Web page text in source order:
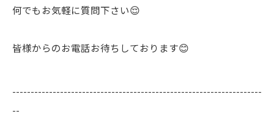
何でもお気軽に質問下さい😌
皆様からのお電話お待ちしております😊
--------------------------------------------------------------------
--